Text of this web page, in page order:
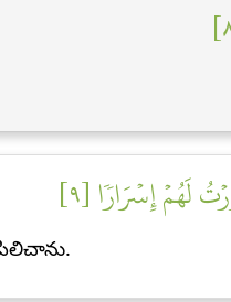
لَهُمۡ إِسۡرَارٗا [٩]